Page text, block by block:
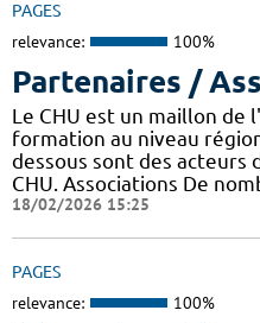
PAGES
relevance: 100%
Partenaires /
Le CHU est un maillon de
formation au niveau
dessous sont des acteurs
CHU. Associations De
18/02/2026 15:25
PAGES
relevance: 100%